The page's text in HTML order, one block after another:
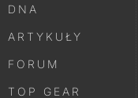
DNA
ARTYKUŁY
FORUM
TOP GEAR